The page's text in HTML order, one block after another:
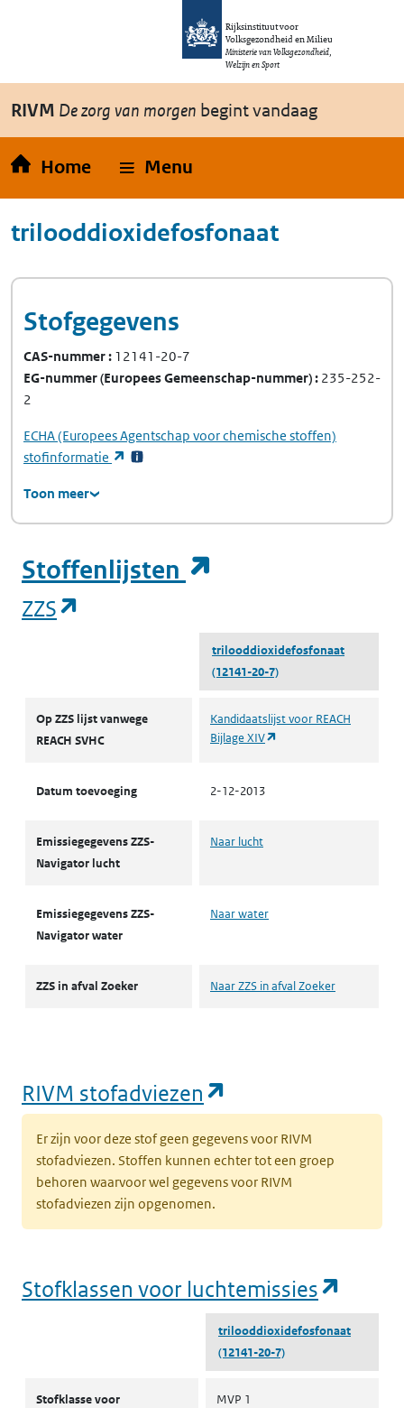
Overslaan en naar de inhoud gaan
Rijksinstituut voor
Volksgezondheid en Milieu
Ministerie van Volksgezondheid,
Welzijn en Sport
RIVM De zorg van morgen begint vandaag
Home Menu
trilooddioxidefosfonaat
Stofgegevens
CAS-nummer 12141-20-7
EG-nummer(Europees Gemeenschap-nummer) 235-252-
2
ECHA(Europees Agentschap voor chemische stoffen)
stofinformatie
(opent in een nieuw tabblad)
Toon meer
Stoffenlijsten
ZZS
trilooddioxidefosfonaat
(12141-20-7)
Op ZZS lijst vanwege
REACH SVHC
Kandidaatslijst voor REACH
Bijlage XIV
Datum toevoeging 2-12-2013
Emissiegegevens ZZS-
Navigator lucht
Naar lucht
Emissiegegevens ZZS-
Navigator water
Naar water
ZZS in afval Zoeker Naar ZZS in afval Zoeker
RIVM stofadviezen
Er zijn voor deze stof geen gegevens voor RIVM
stofadviezen. Stoffen kunnen echter tot een groep
behoren waarvoor wel gegevens voor RIVM
stofadviezen zijn opgenomen.
Stofklassen voor luchtemissies
trilooddioxidefosfonaat
(12141-20-7)
Stofklasse voor
MVP 1